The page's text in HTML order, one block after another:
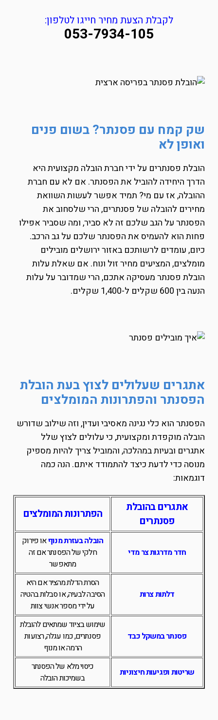
לקבלת הצעת מחיר חייגו לטלפון:
053-7934-105
שק קמח עם פסנתר? בשום פנים
ואופן לא
הובלת פסנתרים על ידי חברת הובלה מקצועית היא
הדרך היחידה להוביל את הפסנתר. אם לא עם חברת
ההובלה, אז עם מי? תמיד אפשר לעשות השוואת
מחירים להובלה של פסנתרים, הרי שלסחוב את
הפסנתר על הגב שלכם זה לא סביר, ומה שסביר אפילו
פחות הוא להעמיס את הפסנתר שלכם על גב הרכב.
כיום, עומדים לרשותכם באזור ירושלים מובילים
מומלצים, המציעים מחיר זול ונוח. אם שאלת עלות
הובלת פסנתר מעסיקה אתכם, הרי שמדובר על עלות
הנעה בין 600 שקלים ל-1,400 שקלים.
אתגרים שעלולים לצוץ בעת הובלת
הפסנתר והפתרונות המומלצים
הפסנתר הוא כלי נגינה מאסיבי ועדין, וזה שילוב שדורש
הובלה מוקפדת ומקצועית, כי עלולים לצוץ שלל
אתגרים ובעיות במהלכה, והמוביל צריך להיות מספיק
מנוסה כדי לדעת כיצד להתמודד איתם. הנה כמה
דוגמאות:
אתגרים בהובלת
פסנתרים
הפתרונות המומלצים
חדר מדרגות צר מדי
הובלה בעזרת מנוףאו פירוק
חלקי של הפסנתר אם זה
מתאפשר
דלתות צרות
הסרת הדלת מהציר אם היא
הסיבה לבעיה, או סבלות בהטיה
על ידי מספר אנשי צוות
פסנתר במשקל כבד
שימוש בציוד שמתאים להובלת
פסנתרים, כמו עגלה, רצועות
הרמה או מנוף
שריטות ופגיעות חיצוניות
כיסוי מלא של הפסנתר
בשמיכות הובלה